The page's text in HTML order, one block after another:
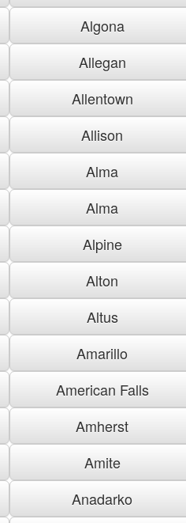
Algona
Allegan
Allentown
Allison
Alma
Alma
Alpine
Alton
Altus
Amarillo
American Falls
Amherst
Amite
Anadarko